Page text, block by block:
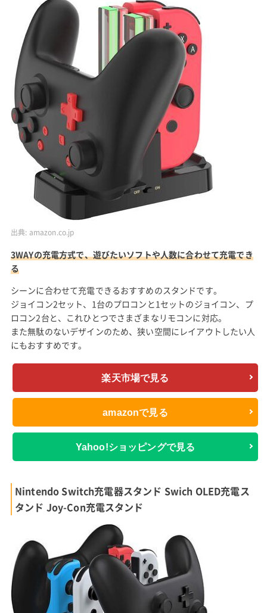
出典: amazon.co.jp
3WAYの充電方式で、遊びたいソフトや人数に合わせて充電でき
る
シーンに合わせて充電できるおすすめのスタンドです。
ジョイコン2セット、1台のプロコンと1セットのジョイコン、プ
ロコン2台と、これひとつでさまざまなリモコンに対応。
また無駄のないデザインのため、狭い空間にレイアウトしたい人
にもおすすめです。
楽天市場で見る
amazonで見る
Yahoo!ショッピングで見る
Nintendo Switch充電器スタンド Swich OLED充電ス
タンド Joy-Con充電スタンド